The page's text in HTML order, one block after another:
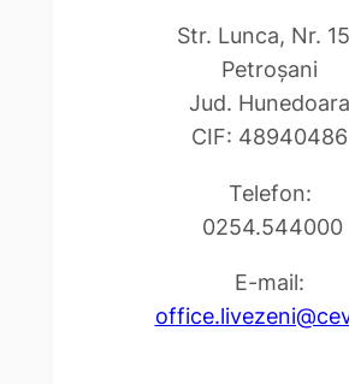
Str. Lunca, Nr.
Petroşani
Jud. Hunedoara
CIF: 48940486
Telefon:
0254.544000
E-mail: